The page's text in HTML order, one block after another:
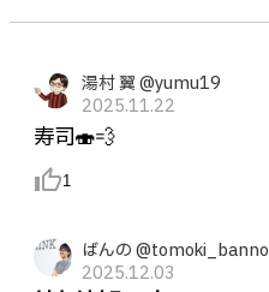
湯村 翼 @yumu19
2025.11.22
寿司🍣💨
thumb_up_alt1
ばんの @tomoki_banno
2025.12.03